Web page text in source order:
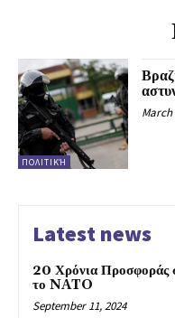
ΠΟΛΙΤΙΚΉ
March
Latest news
20 Χρόνια Προσφοράς
το NATO
September 11, 2024